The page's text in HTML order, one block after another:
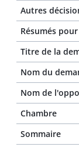
Autres
Résumés
Titre de la
Nom du
Nom de
Chambre
Sommaire